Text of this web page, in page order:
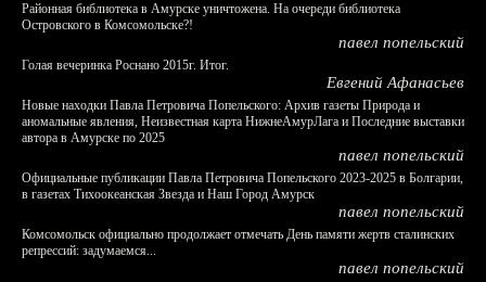
Районная библиотека в Амурске уничтожена. На очереди библиотека
Островского в Комсомольске?!
павел попельский
Голая вечеринка Роснано 2015г. Итог.
Евгений Афанасьев
Новые находки Павла Петровича Попельского: Архив газеты Природа и
аномальные явления, Неизвестная карта НижнеАмурЛага и Последние выставки
автора в Амурске по 2025
павел попельский
Официальные публикации Павла Петровича Попельского 2023-2025 в Болгарии,
в газетах Тихоокеанская Звезда и Наш Город Амурск
павел попельский
Комсомольск официально продолжает отмечать День памяти жертв сталинских
репрессий: задумаемся...
павел попельский